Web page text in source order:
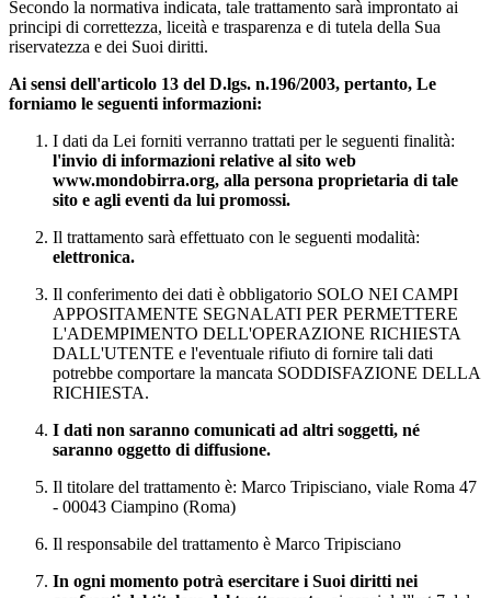
Secondo la normativa indicata, tale trattamento sarà improntato ai
principi di correttezza, liceità e trasparenza e di tutela della Sua
riservatezza e dei Suoi diritti.
Ai sensi dell'articolo 13 del D.lgs. n.196/2003, pertanto, Le
forniamo le seguenti informazioni:
I dati da Lei forniti verranno trattati per le seguenti finalità:
l'invio di informazioni relative al sito web
www.mondobirra.org, alla persona proprietaria di tale
sito e agli eventi da lui promossi.
Il trattamento sarà effettuato con le seguenti modalità:
elettronica.
Il conferimento dei dati è obbligatorio SOLO NEI CAMPI
APPOSITAMENTE SEGNALATI PER PERMETTERE
L'ADEMPIMENTO DELL'OPERAZIONE RICHIESTA
DALL'UTENTE e l'eventuale rifiuto di fornire tali dati
potrebbe comportare la mancata SODDISFAZIONE DELLA
RICHIESTA.
I dati non saranno comunicati ad altri soggetti, né
saranno oggetto di diffusione.
Il titolare del trattamento è: Marco Tripisciano, viale Roma 47
- 00043 Ciampino (Roma)
Il responsabile del trattamento è Marco Tripisciano
In ogni momento potrà esercitare i Suoi diritti nei